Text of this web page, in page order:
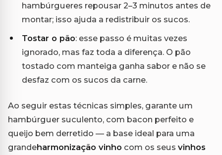
hambúrgueres repousar 2–3 minutos antes de
montar; isso ajuda a redistribuir os sucos.
Tostar o pão: esse passo é muitas vezes
ignorado, mas faz toda a diferença. O pão
tostado com manteiga ganha sabor e não se
desfaz com os sucos da carne.
Ao seguir estas técnicas simples, garante um
hambúrguer suculento, com bacon perfeito e
queijo bem derretido — a base ideal para uma
grandeharmonização vinho com os seus vinhos